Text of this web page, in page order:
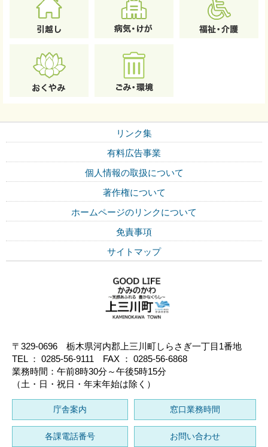
リンク集
有料広告事業
個人情報の取扱について
著作権について
ホームページのリンクについて
免責事項
サイトマップ
〒329-0696 栃木県河内郡上三川町しらさぎ一丁目1番地
TEL ： 0285-56-9111 FAX ： 0285-56-6868
業務時間：午前8時30分～午後5時15分
（土・日・祝日・年末年始は除く）
庁舎案内 窓口業務時間
各課電話番号 お問い合わせ